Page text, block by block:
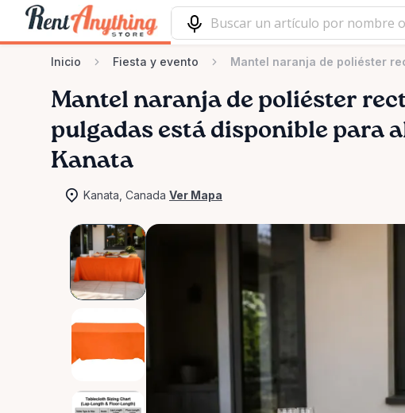
Inicio Fiesta y evento Mantel naranja de poliéster
Mantel naranja de poliéster
pulgadas está disponible para
Kanata
Kanata, Canada Ver Mapa